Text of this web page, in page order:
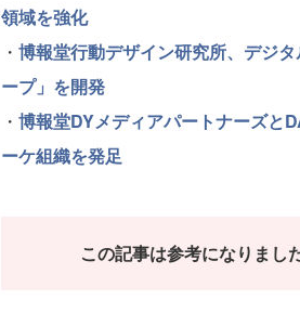
領域を強化
・ 博報堂行動デザイン研究所、デジ
ープ」を開発
・ 博報堂DYメディアパートナーズと
ーケ組織を発足
この記事は参考になりまし